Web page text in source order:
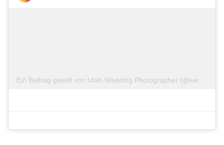
Ein Beitrag geteilt von Utah Wedding Photographer (@weddingsbyamber)